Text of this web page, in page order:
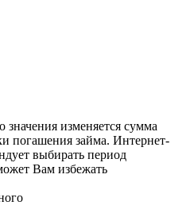
изменяется сумма
погашения займа. Интернет-
выбирать период
Вам избежать